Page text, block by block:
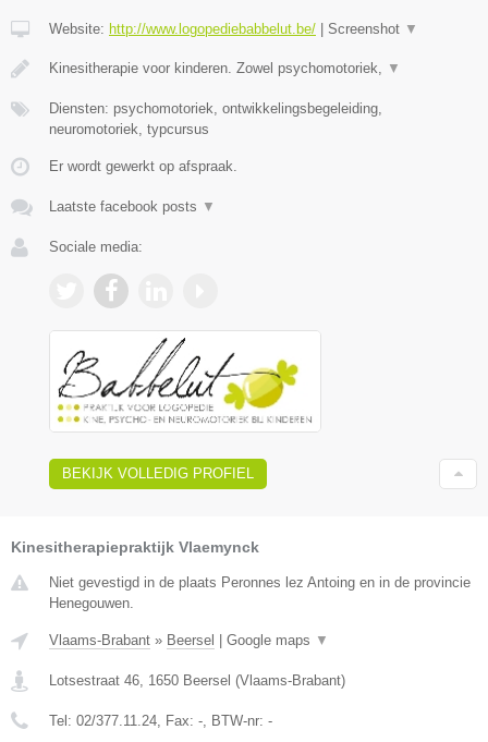
Website: http://www.logopediebabbelut.be/ Screenshot ▼
Kinesitherapie voor kinderen. Zowel psychomotoriek, ▼
Diensten: psychomotoriek, ontwikkelingsbegeleiding,
neuromotoriek, typcursus
Er wordt gewerkt op afspraak.
Laatste facebook posts ▼
Sociale media:
BEKIJK VOLLEDIG PROFIEL
Kinesitherapiepraktijk Vlaemynck
Niet gevestigd in de plaats Peronnes lez Antoing en in de provincie
Henegouwen.
Vlaams-Brabant » Beersel Google maps ▼
Lotsestraat 46, 1650 Beersel (Vlaams-Brabant)
Tel: 02/377.11.24, Fax: -, BTW-nr: -